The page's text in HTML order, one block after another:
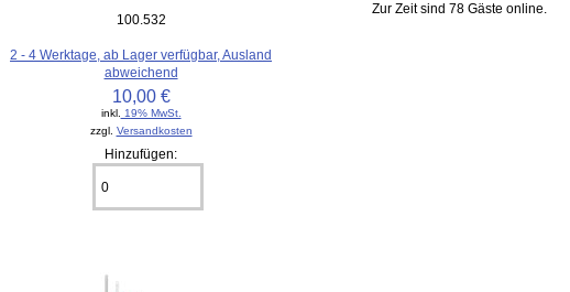
100.532
2 - 4 Werktage, ab Lager verfügbar, Ausland
abweichend
10,00 €
inkl.
19% MwSt.
zzgl. Versandkosten
Hinzufügen:
Zur Zeit sind 78 Gäste online.